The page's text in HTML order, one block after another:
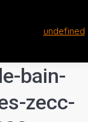
undefined
bain-
zecc-